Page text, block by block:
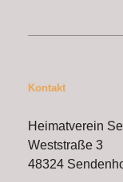
Kontakt
Heimatverein
Weststraße 3
48324